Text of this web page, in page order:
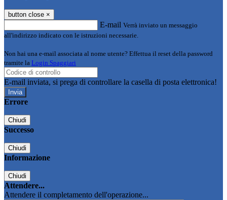
button close ×
E-mail Verrà inviato un messaggio
all'indirizzo indicato con le istruzioni necessarie.
Non hai una e-mail associata al nome utente? Effettua il reset della password
tramite la Login Spaggiari
E-mail inviata, si prega di controllare la casella di posta elettronica!
Errore
Chiudi
Successo
Chiudi
Informazione
Chiudi
Attendere...
Attendere il completamento dell'operazione...